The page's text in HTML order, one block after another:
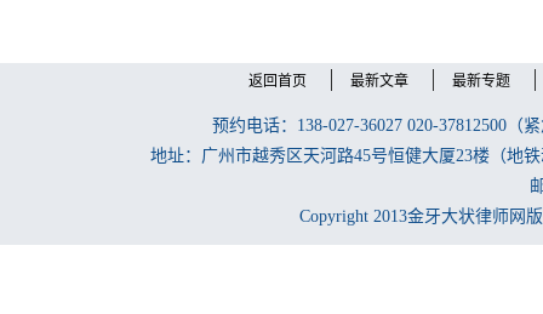
返回首页 最新文章 最新专题
预约电话：138-027-36027 020-37812500
地址：广州市越秀区天河路45号恒健大厦23楼（地
Copyright 2013金牙大状律师网